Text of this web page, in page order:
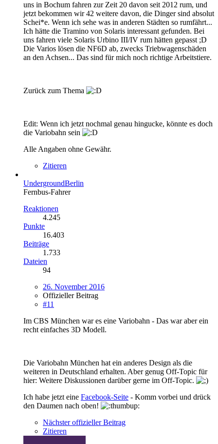
uns in Bochum fahren zur Zeit 20 davon seit 2012 rum, und
jetzt bekommen wir 42 weitere davon, die Dinger sind absolut
Schei*e. Wenn ich sehe was in anderen Städten so rumfährt...
Ich hätte die Tramino von Solaris interessant gefunden. Bei
uns fahren viele Solaris Urbino III/IV rum hätten gepasst ;D
Die Varios lösen die NF6D ab, zwecks Triebwagenschäden
an den Achsen... Das sind für mich noch richtige Arbeitstiere.
Zurück zum Thema
Edit: Wenn ich jetzt nochmal genau hingucke, könnte es doch
die Variobahn sein
Alle Angaben ohne Gewähr.
Zitieren
UndergroundBerlin
Fernbus-Fahrer
Reaktionen
4.245
Punkte
16.403
Beiträge
1.733
Dateien
94
26. November 2016
Offizieller Beitrag
#11
Im CBS München war es eine Variobahn - Das war aber ein
recht einfaches 3D Modell.
Die Variobahn München hat ein anderes Design als die
weiteren in Deutschland erhalten. Aber genug Off-Topic für
hier: Weitere Diskussionen darüber gerne im Off-Topic.
Ich habe jetzt eine Facebook-Seite - Komm vorbei und drück
den Daumen nach oben!
Nächster offizieller Beitrag
Zitieren